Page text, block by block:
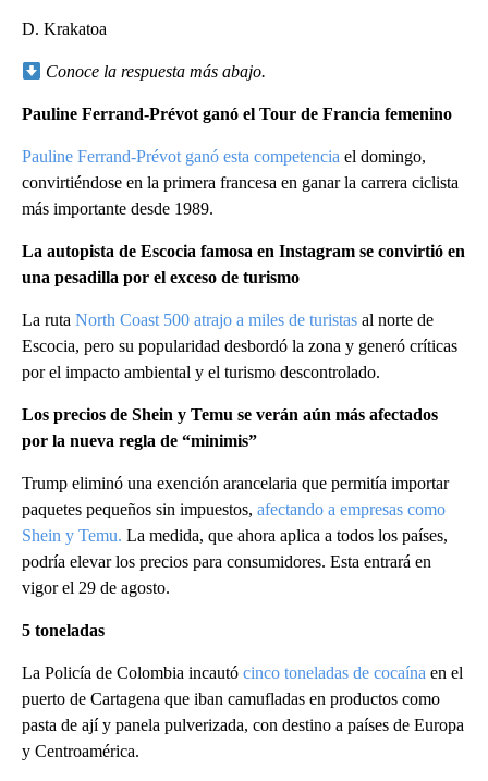
D. Krakatoa
Conoce la respuesta más abajo.
Pauline Ferrand-Prévot ganó el Tour de Francia femenino
Pauline Ferrand-Prévot ganó esta competencia el domingo,
convirtiéndose en la primera francesa en ganar la carrera ciclista
más importante desde 1989.
La autopista de Escocia famosa en Instagram se convirtió en
una pesadilla por el exceso de turismo
La ruta North Coast 500 atrajo a miles de turistas al norte de
Escocia, pero su popularidad desbordó la zona y generó críticas
por el impacto ambiental y el turismo descontrolado.
Los precios de Shein y Temu se verán aún más afectados
por la nueva regla de “minimis”
Trump eliminó una exención arancelaria que permitía importar
paquetes pequeños sin impuestos, afectando a empresas como
Shein y Temu. La medida, que ahora aplica a todos los países,
podría elevar los precios para consumidores. Esta entrará en
vigor el 29 de agosto.
5 toneladas
La Policía de Colombia incautó cinco toneladas de cocaína en el
puerto de Cartagena que iban camufladas en productos como
pasta de ají y panela pulverizada, con destino a países de Europa
y Centroamérica.